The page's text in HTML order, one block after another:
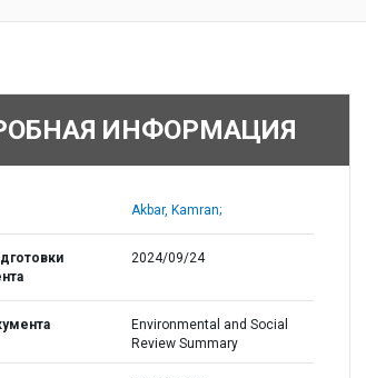
ИНФОРМАЦИЯ
Akbar, Kamran;
2024/09/24
Environmental and Social
Review Summary